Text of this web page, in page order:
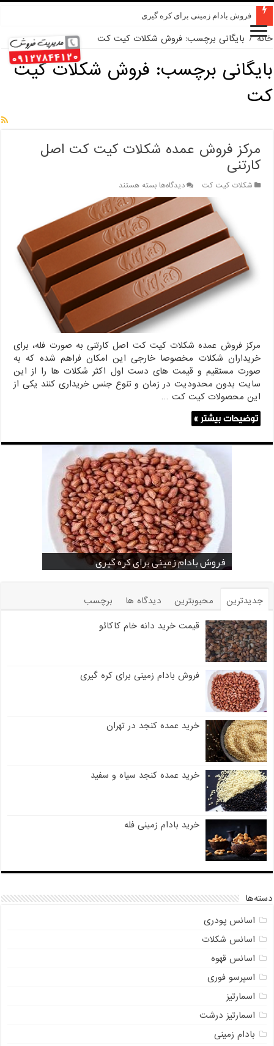
فروش بادام زمینی برای کره گیری
خانه / بایگانی برچسب: فروش شکلات کیت کت
بایگانی برچسب: فروش شکلات کیت
کت
مرکز فروش عمده شکلات کیت کت اصل
کارتنی
شکلات کیت کت دیدگاه‌هابرای
مرکز
فروش
عمده
شکلات
کیت
کت
اصل
کارتنی
بسته هستند
مرکز فروش عمده شکلات کیت کت اصل کارتنی به صورت فله، برای
خریداران شکلات مخصوصا خارجی این امکان فراهم شده که به
صورت مستقیم و قیمت های دست اول اکثر شکلات ها را از این
سایت بدون محدودیت در زمان و تنوع جنس خریداری کنند یکی از
این محصولات کیت کت …
توضیحات بیشتر »
قیمت خرید دانه خام کاکائو
فروش بادام زمینی برای کره گیری
خرید عمده کنجد در تهران
خرید عمده کنجد سیاه و سفید
خرید بادام زمینی فله
خرید عمده کنجد سیاه
خرید عمده کنجد سفید
قیمت خرید کافی میت در کرمان
فروش انواع کنجد در یزد ( Sesame )
جدیدترین محبوبترین دیدگاه ها
برچسب
قیمت خرید دانه خام کاکائو
فروش بادام زمینی برای کره گیری
خرید عمده کنجد در تهران
خرید عمده کنجد سیاه و سفید
خرید بادام زمینی فله
دسته‌ها
اسانس پودری
اسانس شکلات
اسانس قهوه
اسپرسو فوری
اسمارتیز
اسمارتیز درشت
بادام زمینی